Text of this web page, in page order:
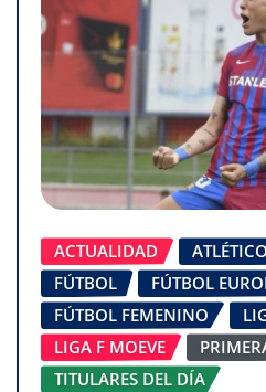
ACTUALIDAD
FÚTBOL
FÚTBOL
FÚTBOL FEMENINO
LIGA F MOEVE
TITULARES DEL DÍA